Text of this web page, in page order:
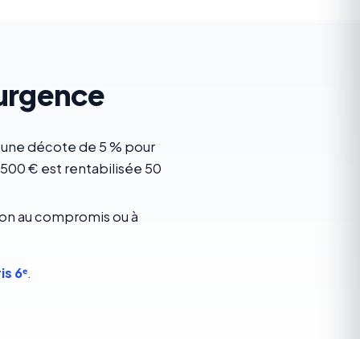
décote de 5 % pour
€ est rentabilisée 50
au compromis ou à
6ᵉ.